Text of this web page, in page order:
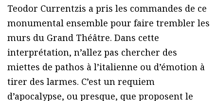
Teodor Currentzis a pris les commandes de ce
monumental ensemble pour faire trembler les
murs du Grand Théâtre. Dans cette
interprétation, n’allez pas chercher des
miettes de pathos à l’italienne ou d’émotion à
tirer des larmes. C’est un requiem
d’apocalypse, ou presque, que proposent le